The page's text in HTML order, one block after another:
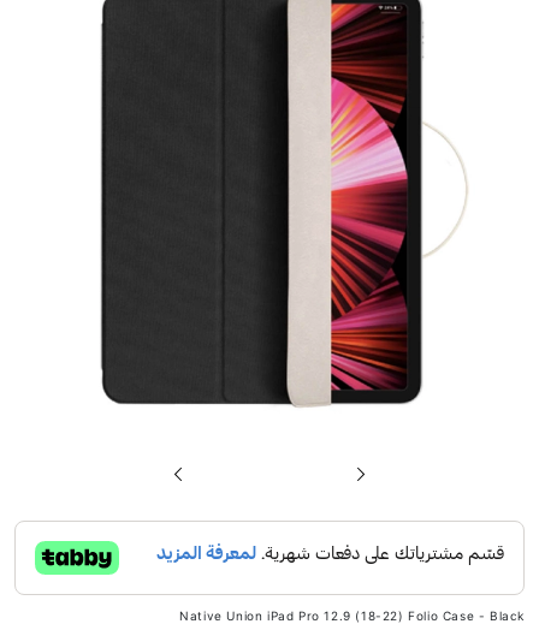
بداية
معرض
الصور
Native Union iPad Pro 12.9 (18-22) Folio Case - Black